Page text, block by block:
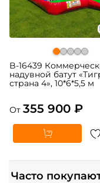
B-16439
надувной батут
страна 4», 10*6*5,5 м
От 355 900 ₽
Часто